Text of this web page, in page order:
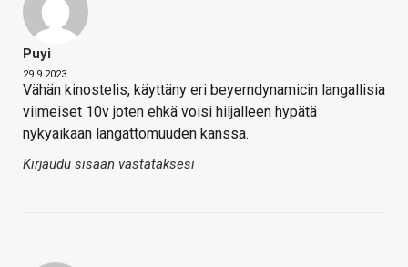
Puyi
29.9.2023
Vähän kinostelis, käyttäny eri beyerndynamicin langallisia
viimeiset 10v joten ehkä voisi hiljalleen hypätä
nykyaikaan langattomuuden kanssa.
Kirjaudu sisään vastataksesi